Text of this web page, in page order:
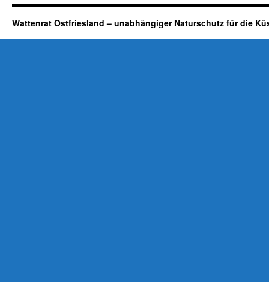
Wattenrat Ostfriesland – unabhängiger Naturschutz für die